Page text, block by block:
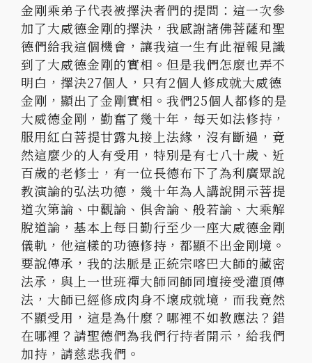
金剛乘弟子代表被擇決者們的提問：這一次參
加了大威德金剛的擇決，我感謝諸佛菩薩和聖
德們給我這個機會，讓我這一生有此福報見識
到了大威德金剛的實相。但是我們怎麼也弄不
明白，擇決27個人，只有2個人修成就大威德
金剛，顯出了金剛實相。我們25個人都修的是
大威德金剛，勤奮了幾十年，每天如法修持，
服用紅白菩提甘露丸接上法緣，沒有斷過，竟
然這麼少的人有受用，特別是有七八十歲、近
百歲的老修士，有一位長德布下了為利廣眾說
教演論的弘法功德，幾十年為人講說開示菩提
道次第論、中觀論、俱舍論、般若論、大乘解
脫道論，基本上每日勤行至少一座大威德金剛
儀軌，他這樣的功德修持，都顯不出金剛境。
要說傳承，我的法脈是正統宗喀巴大師的藏密
法承，與上一世班禪大師同師同壇接受灌頂傳
法，大師已經修成肉身不壞成就境，而我竟然
不顯受用，這是為什麼？哪裡不如教應法？錯
在哪裡？請聖德們為我們行持者開示，給我們
加持，請慈悲我們。